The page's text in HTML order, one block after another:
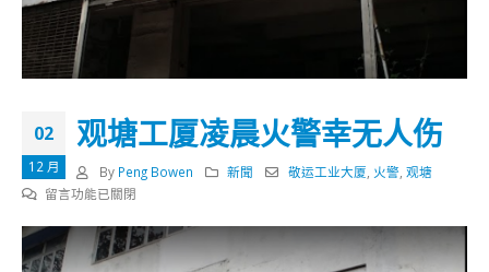
02
12 月
观塘工厦凌晨火警幸无人伤
By Peng Bowen 新聞 敬运工业大厦 火警 ,观塘
在
工
留言功能已關閉